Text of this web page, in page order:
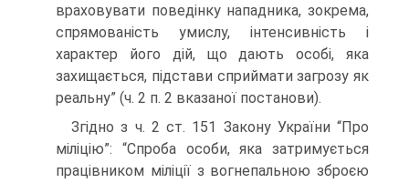
враховувати поведінку нападника, зокрема,
спрямованість умислу, інтенсивність і
характер його дій, що дають особі, яка
захищається, підстави сприймати загрозу як
реальну” (ч. 2 п. 2 вказаної постанови).
Згідно з ч. 2 ст. 151 Закону України “Про
міліцію”: “Спроба особи, яка затримується
працівником міліції з вогнепальною зброєю